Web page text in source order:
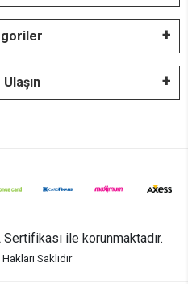
ile korunmaktadır.
Saklıdır